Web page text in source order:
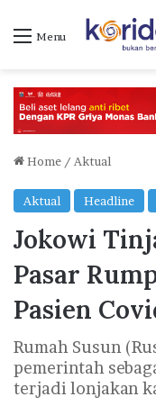
Menu
Home / Aktual
Aktual Headline
Jokowi
Pasar
Pasien
Rumah Susun
pemerintah
terjadi lonjakan